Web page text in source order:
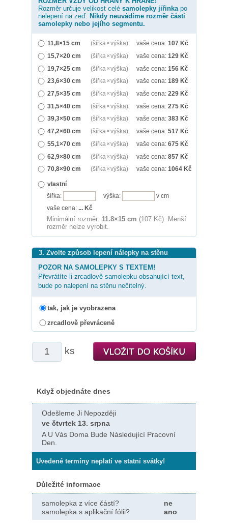
Rozměr určuje velikost celé samolepky jiřinkapo
nelepení na zeď. Nikdy neuvádíme rozměr části
samolepky nebo jejího segmentu.
11,8×15 cm (šířka × výška) vaše cena: 107 Kč
15,7×20 cm
(šířka × výška) vaše cena: 129 Kč
19,7×25 cm
(šířka × výška) vaše cena: 156 Kč
23,6×30 cm
(šířka × výška) vaše cena: 189 Kč
27,5×35 cm
(šířka × výška) vaše cena: 229 Kč
31,5×40 cm
(šířka × výška) vaše cena: 275 Kč
39,3×50 cm
(šířka × výška) vaše cena: 383 Kč
47,2×60 cm
(šířka × výška) vaše cena: 517 Kč
55,1×70 cm
(šířka × výška) vaše cena: 675 Kč
62,9×80 cm
(šířka × výška) vaše cena: 857 Kč
70,8×90 cm
(šířka × výška) vaše cena: 1064 Kč
vlastní
šířka:
výška:
v cm
vaše cena: ... Kč
Minimální rozměr: 11.8×15 cm (107 Kč). Menší
rozměr nelze vyrobit.
3. Zvolte způsob lepení nálepky na stěnu
POZOR NA SAMOLEPKY S TEXTEM!
Převrátíte-li zrcadlově samolepku obsahující text,
bude po nalepení na stěnu nečitelný.
tak, jak je vyobrazena
zrcadlově převráceně
ks
Když objednáte dnes
Odešleme Ji Nepozději
ve čtvrtek 13. srpna
A U Vás Doma Bude Následující Pracovní
Den.
Uvedené termíny neplatí ve statní svátky!
Důležité informace
samolepka z více částí?
ne
samolepka s aplikační fólii?
ano